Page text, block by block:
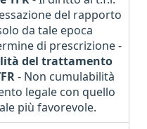
del rapporto
da tale epoca
di prescrizione -
del trattamento
- Non cumulabilità
legale con quello
più favorevole.